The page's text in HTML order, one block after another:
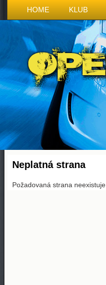
HOME KLUB
Neplatná strana
Požadovaná strana neexistuje